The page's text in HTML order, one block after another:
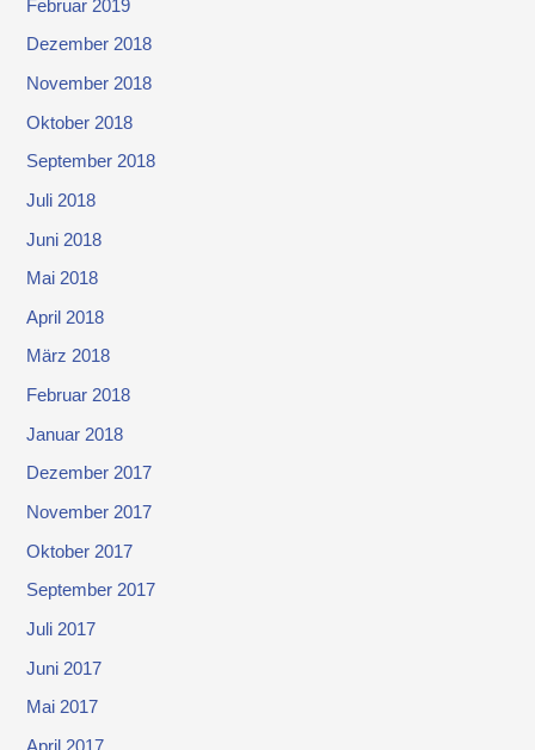
Februar 2019
Dezember 2018
November 2018
Oktober 2018
September 2018
Juli 2018
Juni 2018
Mai 2018
April 2018
März 2018
Februar 2018
Januar 2018
Dezember 2017
November 2017
Oktober 2017
September 2017
Juli 2017
Juni 2017
Mai 2017